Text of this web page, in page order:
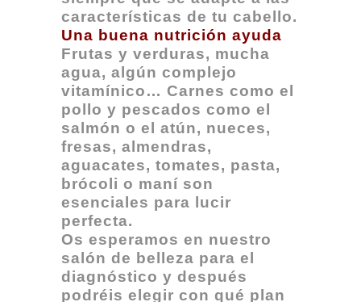
características de tu cabello.
Una buena nutrición ayuda
Frutas y verduras, mucha
agua, algún complejo
vitamínico… Carnes como el
pollo y pescados como el
salmón o el atún, nueces,
fresas, almendras,
aguacates, tomates, pasta,
brócoli o maní son
esenciales para lucir
perfecta.
Os esperamos en nuestro
salón de belleza para el
diagnóstico y después
podréis elegir con qué plan